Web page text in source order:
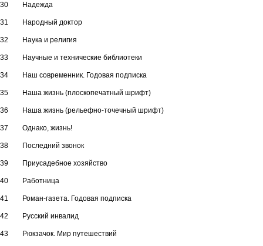
30 Надежда
31 Народный доктор
32 Наука и религия
33 Научные и технические библиотеки
34 Наш современник. Годовая подписка
35 Наша жизнь (плоскопечатный шpифт)
36 Наша жизнь (рельефно-точечный шрифт)
37 Однако, жизнь!
38 Последний звонок
39 Приусадебное хозяйство
40 Работница
41 Роман-газета. Годовая подписка
42 Русский инвалид
43 Рюкзачок. Мир путешествий